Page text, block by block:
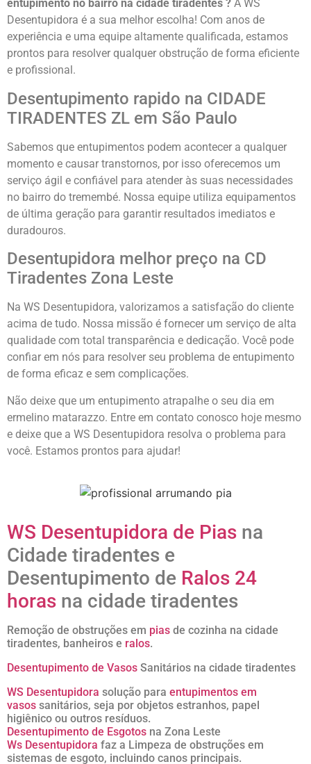
entupimento no bairro na cidade tiradentes ? A WS
Desentupidora é a sua melhor escolha! Com anos de
experiência e uma equipe altamente qualificada, estamos
prontos para resolver qualquer obstrução de forma eficiente
e profissional.
Desentupimento rapido na CIDADE
TIRADENTES ZL em São Paulo
Sabemos que entupimentos podem acontecer a qualquer
momento e causar transtornos, por isso oferecemos um
serviço ágil e confiável para atender às suas necessidades
no bairro do tremembé. Nossa equipe utiliza equipamentos
de última geração para garantir resultados imediatos e
duradouros.
Desentupidora melhor preço na CD
Tiradentes Zona Leste
Na WS Desentupidora, valorizamos a satisfação do cliente
acima de tudo. Nossa missão é fornecer um serviço de alta
qualidade com total transparência e dedicação. Você pode
confiar em nós para resolver seu problema de entupimento
de forma eficaz e sem complicações.
Não deixe que um entupimento atrapalhe o seu dia em
ermelino matarazzo. Entre em contato conosco hoje mesmo
e deixe que a WS Desentupidora resolva o problema para
você. Estamos prontos para ajudar!
WS Desentupidora de Pias na
Cidade tiradentes e
Desentupimento de Ralos 24
horas na cidade tiradentes
Remoção de obstruções em pias de cozinha na cidade
tiradentes, banheiros e ralos.
Desentupimento de Vasos Sanitários na cidade tiradentes
WS Desentupidora solução para entupimentos em
vasos sanitários, seja por objetos estranhos, papel
higiênico ou outros resíduos.
Desentupimento de Esgotos na Zona Leste
Ws Desentupidora faz a Limpeza de obstruções em
sistemas de esgoto, incluindo canos principais.